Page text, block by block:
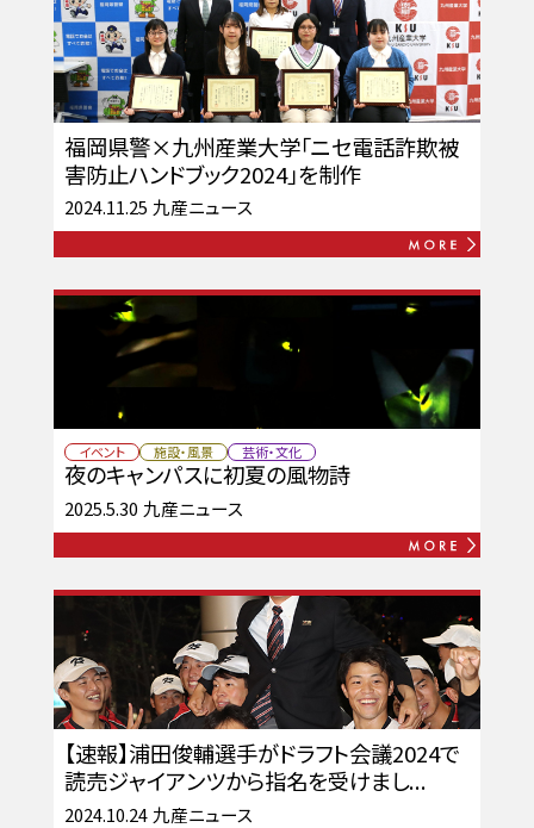
福岡県警×九州産業大学「ニセ電話詐欺被
害防止ハンドブック2024」を制作
2024.11.25 九産ニュース
イベント 施設・風景 芸術・文化
夜のキャンパスに初夏の風物詩
2025.5.30 九産ニュース
【速報】浦田俊輔選手がドラフト会議2024で
読売ジャイアンツから指名を受けまし...
2024.10.24 九産ニュース